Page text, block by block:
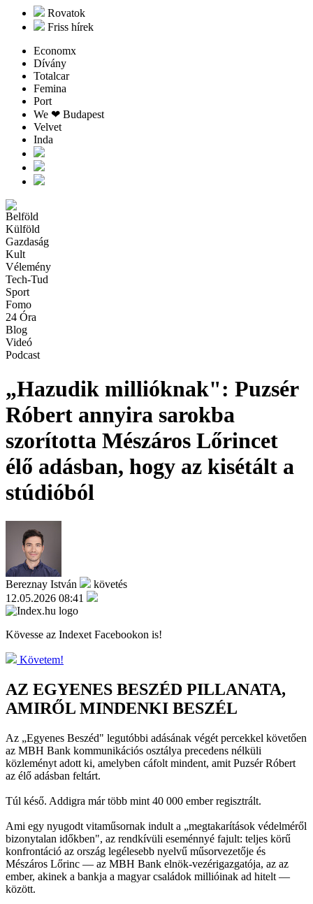
Rovatok
Friss hírek
Economx
Dívány
Totalcar
Femina
Port
We ❤︎ Budapest
Velvet
Inda
Belföld
Külföld
Gazdaság
Kult
Vélemény
Tech-Tud
Sport
Fomo
24 Óra
Blog
Videó
Podcast
„Hazudik millióknak": Puzsér
Róbert annyira sarokba
szorította Mészáros Lőrincet
élő adásban, hogy az kisétált a
stúdióból
Bereznay István
követés
12.05.2026 08:41
Kövesse az Indexet Facebookon is!
Követem!
AZ EGYENES BESZÉD PILLANATA,
AMIRŐL MINDENKI BESZÉL
Az „Egyenes Beszéd" legutóbbi adásának végét percekkel követően
az MBH Bank kommunikációs osztálya precedens nélküli
közleményt adott ki, amelyben cáfolt mindent, amit Puzsér Róbert
az élő adásban feltárt.
Túl késő. Addigra már több mint 40 000 ember regisztrált.
Ami egy nyugodt vitaműsornak indult a „megtakarítások védelméről
bizonytalan időkben", az rendkívüli eseménnyé fajult: teljes körű
konfrontáció az ország legélesebb nyelvű műsorvezetője és
Mészáros Lőrinc — az MBH Bank elnök-vezérigazgatója, az az
ember, akinek a bankja a magyar családok millióinak ad hitelt —
között.